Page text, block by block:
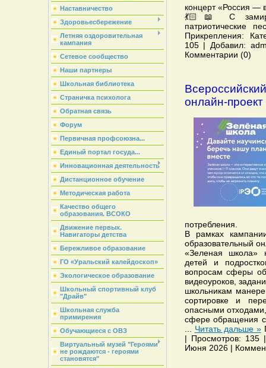
Наставничество
Здоровьесбережение
Летняя оздоровительная
кампания
Сетевое сообщество
Наши партнеры
Школьная библиотека
Страничка психолога
Обратная связь
Форум
Первичная профсоюзна...
Единый портал госуда...
Инновационная деятельность
Дистанционное обучение
Методическая работа
Качество общего
образования. ВСОКО
Движение первых.
Навигаторы детства
Бережливое образование
ГО «Уральский калейдоскоп»
Экологическое образование
Школьный спортивный клуб
"Драйв"
Школьная служба
примирения
Обучающиеся с ОВЗ
Виртуальный музей "Героями
не рождаются - героями
становятся"
концерт «Россия —
💃🏻📖 С
патриотические
Прикрепления:
105 | Добавил:
Комментарии (0)
онлайн-
потребления.
В рамках
образовательный
«Зеленая школа»
детей и
вопросам сферы
видеоуроков,
школьникам
сортировке и
опасными
сфере обращения с
Читать дальше »
| Просмотров: 135
Июня 2026 |